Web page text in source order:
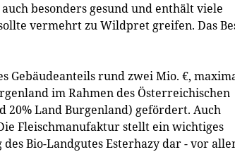
besonders gesund und enthält viele
vermehrt zu Wildpret greifen. Das
Gebäudeanteils rund zwei Mio. €,
im Rahmen des Österreichischen
20% Land Burgenland) gefördert. Auch
Fleischmanufaktur stellt ein wichtiges
Bio-Landgutes Esterhazy dar - vor